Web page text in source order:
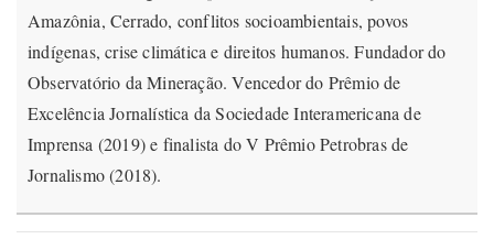
Amazônia, Cerrado, conflitos socioambientais, povos
indígenas, crise climática e direitos humanos. Fundador do
Observatório da Mineração. Vencedor do Prêmio de
Excelência Jornalística da Sociedade Interamericana de
Imprensa (2019) e finalista do V Prêmio Petrobras de
Jornalismo (2018).